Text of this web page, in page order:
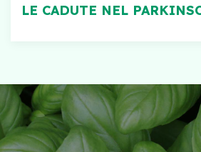
LE CADUTE NEL